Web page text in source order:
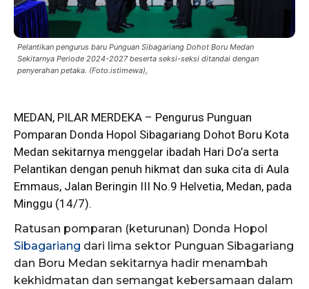
Pelantikan pengurus baru Punguan Sibagariang Dohot Boru Medan
Sekitarnya Periode 2024-2027 beserta seksi-seksi ditandai dengan
penyerahan petaka. (Foto.istimewa),
MEDAN, PILAR MERDEKA – Pengurus Punguan
Pomparan Donda Hopol Sibagariang Dohot Boru Kota
Medan sekitarnya menggelar ibadah Hari Do’a serta
Pelantikan dengan penuh hikmat dan suka cita di Aula
Emmaus, Jalan Beringin III No.9 Helvetia, Medan, pada
Minggu (14/7).
Ratusan pomparan (keturunan) Donda Hopol
Sibagariang dari lima sektor Punguan Sibagariang
dan Boru Medan sekitarnya hadir menambah
kekhidmatan dan semangat kebersamaan dalam